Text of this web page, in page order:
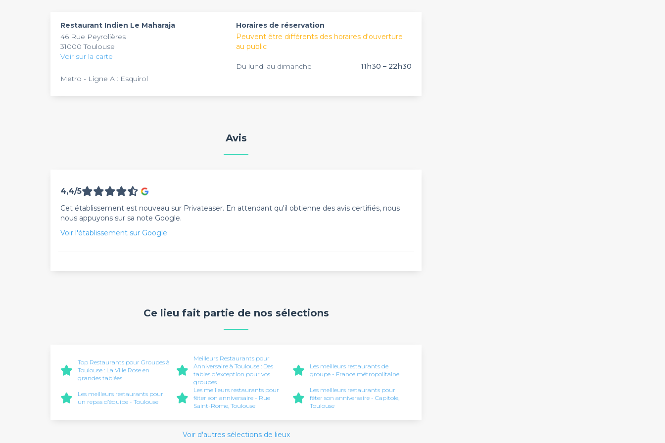
Restaurant Indien Le Maharaja
46 Rue Peyrolières
31000 Toulouse
Voir sur la carte
Metro - Ligne A : Esquirol
Horaires de réservation
Peuvent être différents des horaires d'ouverture
au public
Du lundi au dimanche 11h30 – 22h30
Avis
4,4/5
Cet établissement est nouveau sur Privateaser. En attendant qu'il obtienne des avis certifiés, nous
nous appuyons sur sa note Google.
Voir l'établissement sur Google
Ce lieu fait partie de nos sélections
Top Restaurants pour Groupes à
Toulouse : La Ville Rose en
grandes tablées
Meilleurs Restaurants pour
Anniversaire à Toulouse : Des
tables d'exception pour vos
groupes
Les meilleurs restaurants de
groupe - France métropolitaine
Les meilleurs restaurants pour
un repas d’équipe - Toulouse
Les meilleurs restaurants pour
fêter son anniversaire - Rue
Saint-Rome, Toulouse
Les meilleurs restaurants pour
fêter son anniversaire - Capitole,
Toulouse
Voir d'autres sélections de lieux